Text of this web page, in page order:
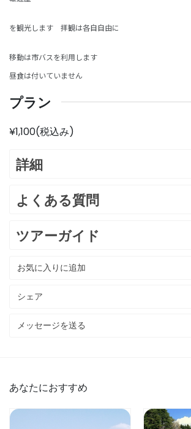
を観光します 拝観は各自自由に
移動は市バスを利用します
昼食は付いていません
プラン
¥1,100(税込み)
詳細
よくある質問
ツアーガイド
お気に入りに追加
シェア
メッセージを送る
あなたにおすすめ